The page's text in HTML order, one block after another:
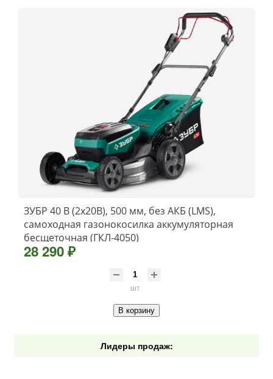
ЗУБР 40 В (2x20В), 500 мм, без АКБ (LMS),
самоходная газонокосилка аккумуляторная
бесщеточная (ГКЛ-4050)
28 290 ₽
шт
В корзину
Лидеры продаж: